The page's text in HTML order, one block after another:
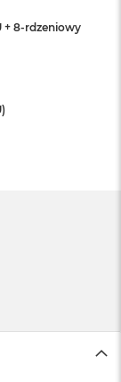
+ 8-rdzeniowy